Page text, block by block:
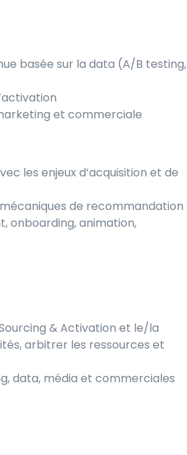
basée sur la data (A/B testing,
et commerciale
les enjeux d’acquisition et de
de recommandation
onboarding, animation,
& Activation et le/la
arbitrer les ressources et
data, média et commerciales